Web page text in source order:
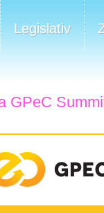
Legislativ
GPeC